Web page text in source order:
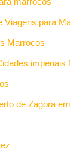
Viagens para
Marrocos
imperiais
de Zagora